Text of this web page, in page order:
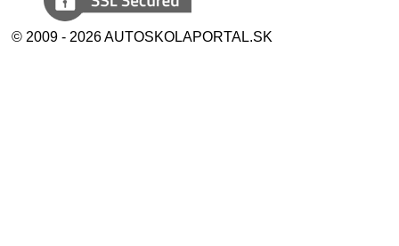
© 2009 - 2026 AUTOSKOLAPORTAL.SK